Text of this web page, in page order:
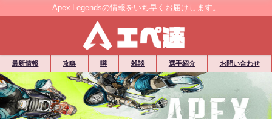
Apex Legendsの情報をいち早くお届けします。
最新情報 攻略 噂 雑談 選手紹介 お問い合わせ